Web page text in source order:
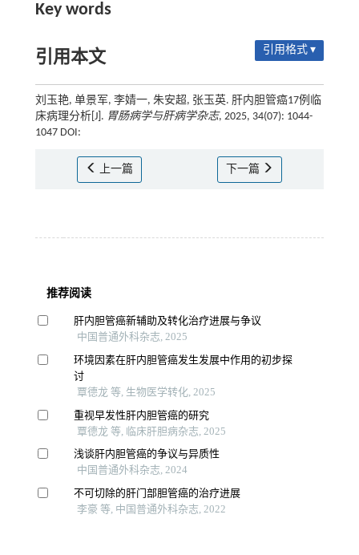
Key words
引用本文 引用格式 ▾
刘玉艳, 单景军, 李婧一, 朱安超, 张玉英. 肝内胆管癌17例临
床病理分析[J]. 胃肠病学与肝病学杂志, 2025, 34(07): 1044-
1047 DOI:
上一篇 下一篇